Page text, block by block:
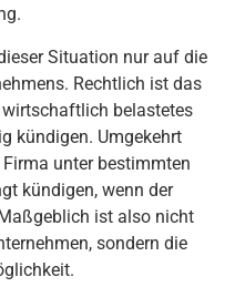
Situation nur auf die
Rechtlich ist das
belastetes
kündigen. Umgekehrt
unter bestimmten
kündigen, wenn der
ist also nicht
sondern die